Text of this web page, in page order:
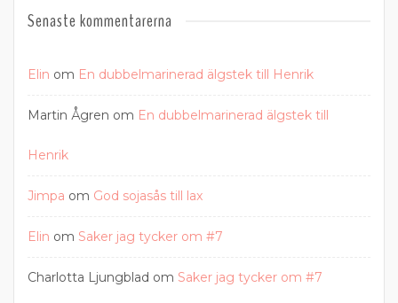
Senaste kommentarerna
Elin om En dubbelmarinerad älgstek till Henrik
Martin Ågren om En dubbelmarinerad älgstek till
Henrik
Jimpa om God sojasås till lax
Elin om Saker jag tycker om #7
Charlotta Ljungblad om Saker jag tycker om #7